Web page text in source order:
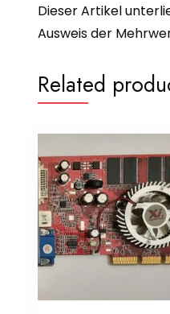
Dieser Artikel
Ausweis der
Related